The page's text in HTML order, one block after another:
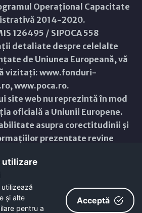
Operațional Capacitate
2014-2020.
126495 / SIPOCA 558
detaliate despre celelalte
de Uniunea Europeană, vă
vizitați: www.fonduri-
,www.poca.ro.
site web nu reprezintă în mod
oficială a Uniunii Europene.
asupra corectitudinii și
prezentate revine
-
License
utilizare
și alte
pentru a
Acceptă